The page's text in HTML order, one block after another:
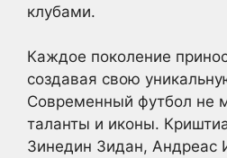
клубами.
Каждое поколение
создавая свою
Современный футбол не
таланты и иконы.
Зинедин Зидан, Андреас